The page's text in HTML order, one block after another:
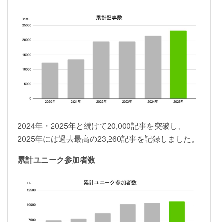
2024年・2025年と続けて20,000記事を突破し、
2025年には過去最高の23,260記事を記録しました。
累計ユニーク参加者数